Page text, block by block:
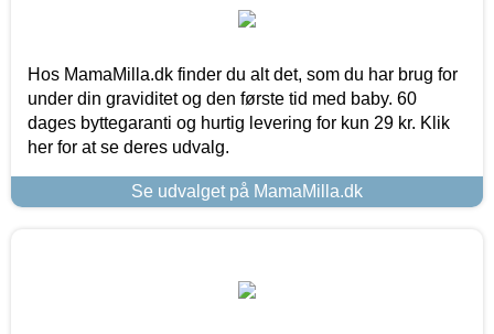
Hos MamaMilla.dk finder du alt det, som du har brug for
under din graviditet og den første tid med baby. 60
dages byttegaranti og hurtig levering for kun 29 kr. Klik
her for at se deres udvalg.
Se udvalget på MamaMilla.dk